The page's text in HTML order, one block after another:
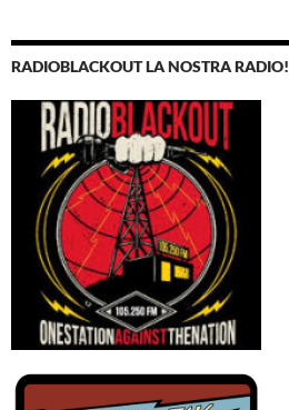
RADIOBLACKOUT LA NOSTRA RADIO!